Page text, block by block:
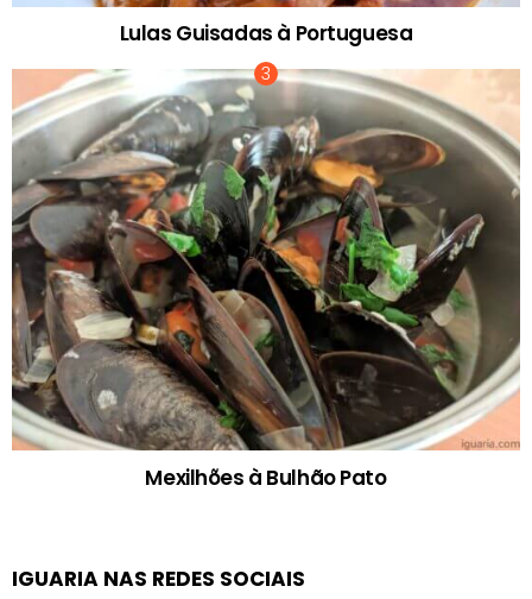
Lulas Guisadas à Portuguesa
Mexilhões à Bulhão Pato
IGUARIA NAS REDES SOCIAIS